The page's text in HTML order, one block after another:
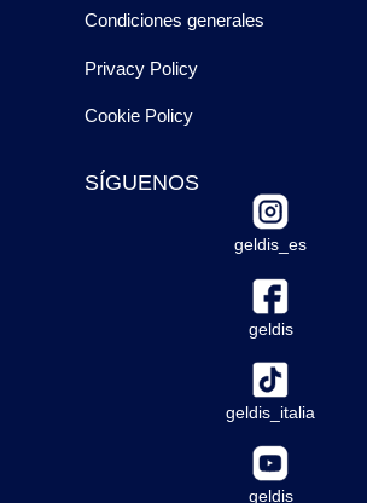
Condiciones generales
Privacy Policy
Cookie Policy
SÍGUENOS
geldis_es
geldis
geldis_italia
geldis